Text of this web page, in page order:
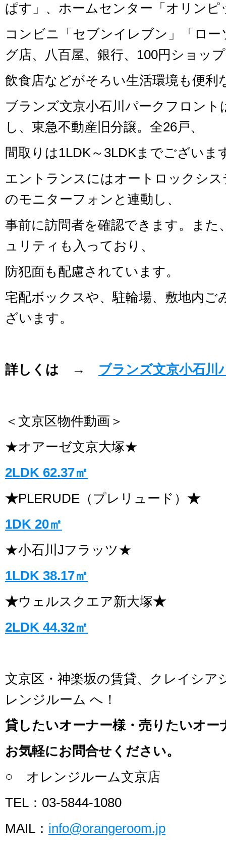
ぱす」、ホームセンター「オリンピ
コンビニ「セブンイレブン」「ロ
グ店、八百屋、銀行、100円ショッ
飲食店などがそろい生活環境も便利
ブランズ文京小石川パークフロント
し、東急不動産旧分譲。全26戸、
間取りは1LDK～3LDKまでございま
エントランスにはオートロックシ
のモニターフォンと連動し、
事前に訪問者を確認できます。また
ュリティも入っており、
防犯面も配慮されています。
宅配ボックスや、駐輪場、敷地内ご
ざいます。
詳しくは → ブランズ文京小石川
＜文京区物件動画＞
★オアーゼ文京大塚★
2LDK 62.37㎡
★PLERUDE（プレリュード） ★
1DK 20㎡
★小石川Jフラッツ★
1LDK 38.17㎡
★ウェルスクエア新大塚★
2LDK 44.32㎡
文京区・神楽坂の賃貸、クレイシア
レンジルーム へ！
貸したいオーナー様・売りたいオー
お気軽にお問合せください。
○ オレンジルーム文京店
TEL：03-5844-1080
MAIL： info@orangeroom.jp